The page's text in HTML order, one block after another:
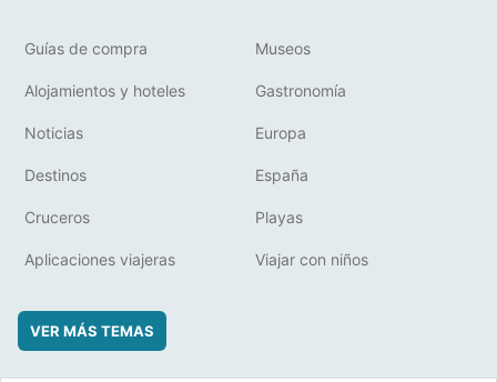
Guías de compra Museos
Alojamientos y hoteles Gastronomía
Noticias Europa
Destinos España
Cruceros Playas
Aplicaciones viajeras Viajar con niños
VER MÁS TEMAS